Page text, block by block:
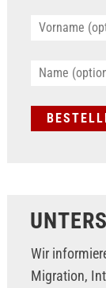
Wir
Migration,